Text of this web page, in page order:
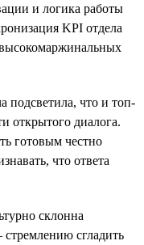
и логика работы
KPI отдела
подсветила, что и топ-
открытого диалога.
готовым честно
что ответа
склонна
сгладить